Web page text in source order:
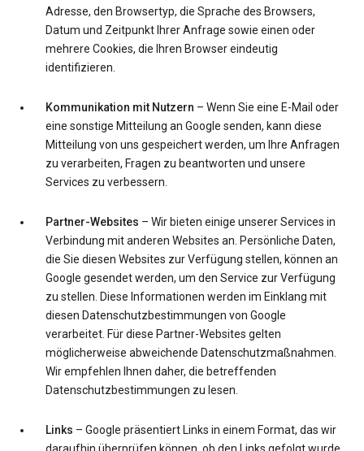
Adresse, den Browsertyp, die Sprache des Browsers,
Datum und Zeitpunkt Ihrer Anfrage sowie einen oder
mehrere Cookies, die Ihren Browser eindeutig
identifizieren.
Kommunikation mit Nutzern – Wenn Sie eine E-Mail oder
eine sonstige Mitteilung an Google senden, kann diese
Mitteilung von uns gespeichert werden, um Ihre Anfragen
zu verarbeiten, Fragen zu beantworten und unsere
Services zu verbessern.
Partner-Websites – Wir bieten einige unserer Services in
Verbindung mit anderen Websites an. Persönliche Daten,
die Sie diesen Websites zur Verfügung stellen, können an
Google gesendet werden, um den Service zur Verfügung
zu stellen. Diese Informationen werden im Einklang mit
diesen Datenschutzbestimmungen von Google
verarbeitet. Für diese Partner-Websites gelten
möglicherweise abweichende Datenschutzmaßnahmen.
Wir empfehlen Ihnen daher, die betreffenden
Datenschutzbestimmungen zu lesen.
Links – Google präsentiert Links in einem Format, das wir